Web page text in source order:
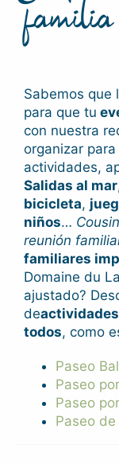
familia
Sabemos que
para que tu
con nuestra
organizar
actividades,
Salidas al mar
bicicleta,
niños…
reunión
familiares
Domaine du
ajustado?
de
todos, como
Paseo
Paseo
Paseo
Paseo